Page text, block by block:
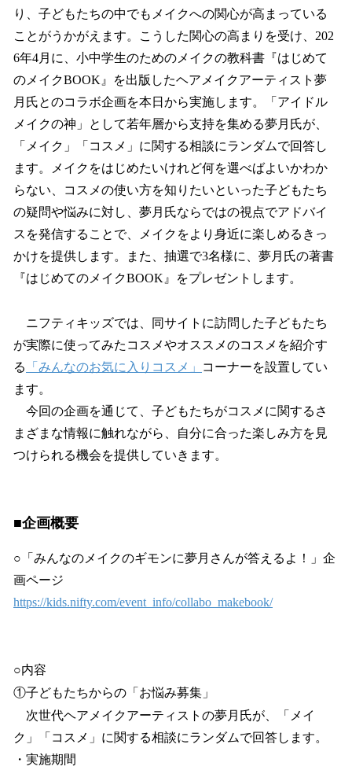
り、子どもたちの中でもメイクへの関心が高まっている
ことがうかがえます。こうした関心の高まりを受け、202
6年4月に、小中学生のためのメイクの教科書『はじめて
のメイクBOOK』を出版したヘアメイクアーティスト夢
月氏とのコラボ企画を本日から実施します。「アイドル
メイクの神」として若年層から支持を集める夢月氏が、
「メイク」「コスメ」に関する相談にランダムで回答し
ます。メイクをはじめたいけれど何を選べばよいかわか
らない、コスメの使い方を知りたいといった子どもたち
の疑問や悩みに対し、夢月氏ならではの視点でアドバイ
スを発信することで、メイクをより身近に楽しめるきっ
かけを提供します。また、抽選で3名様に、夢月氏の著書
『はじめてのメイクBOOK』をプレゼントします。
ニフティキッズでは、同サイトに訪問した子どもたち
が実際に使ってみたコスメやオススメのコスメを紹介す
る
「みんなのお気に入りコスメ」
コーナーを設置してい
ます。
今回の企画を通じて、子どもたちがコスメに関するさ
まざまな情報に触れながら、自分に合った楽しみ方を見
つけられる機会を提供していきます。
■企画概要
○「みんなのメイクのギモンに夢月さんが答えるよ！」企
画ページ
https://kids.nifty.com/event_info/collabo_makebook/
○内容
①子どもたちからの「お悩み募集」
次世代ヘアメイクアーティストの夢月氏が、「メイ
ク」「コスメ」に関する相談にランダムで回答します。
・実施期間